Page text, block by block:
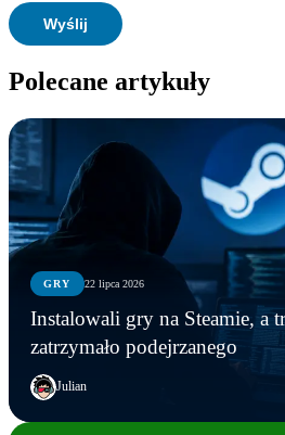
Polecane artykuły
GRY 22 lipca 2026
Instalowali gry na Steamie, a
zatrzymało podejrzanego
Julian